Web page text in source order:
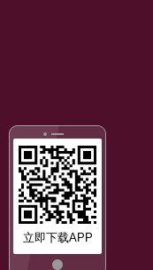
立即下载APP